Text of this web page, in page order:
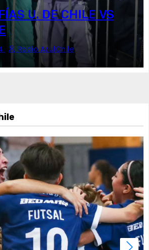
U. DE CHILE VS
Radio AzulChile